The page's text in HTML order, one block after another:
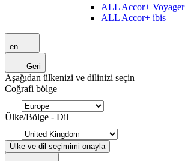
ALL Accor+ Voyager
ALL Accor+ ibis
en
Geri
Aşağıdan ülkenizi ve dilinizi seçin
Coğrafi bölge
Ülke/Bölge - Dil
Ülke ve dil seçimimi onayla